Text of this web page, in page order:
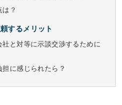
？
するメリット
と対等に示談交渉するために
に感じられたら？